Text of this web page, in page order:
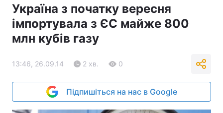
Україна з початку вересня
імпортувала з ЄС майже 800
млн кубів газу
13:46, 26.09.14 2 хв. 0
Підпишіться на нас в Google